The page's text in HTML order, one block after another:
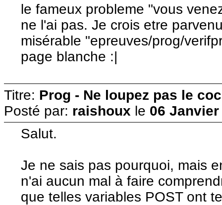
le fameux probleme "vous
ne l'ai pas. Je crois etre
misérable "epreuves/prog/
page blanche :|
Titre: Prog - Ne loupez pas le
Posté par: raishoux le 06 Janvier
Salut.
Je ne sais pas pourquoi, mais
n'ai aucun mal à faire
que telles variables POST ont